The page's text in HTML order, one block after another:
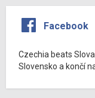
Facebook
Czechia beats
Slovensko a končí